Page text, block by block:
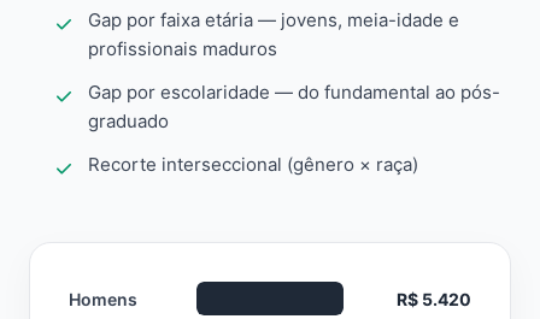
Gap por faixa etária — jovens, meia-idade e
profissionais maduros
Gap por escolaridade — do fundamental ao pós-
graduado
Recorte interseccional (gênero × raça)
Homens R$ 5.420